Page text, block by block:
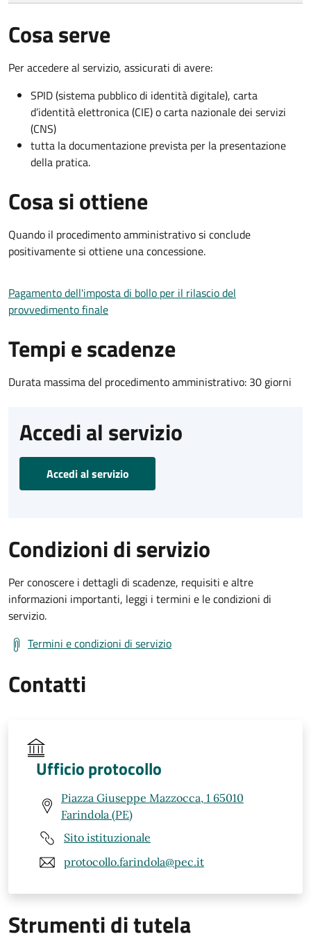
Cosa serve
Per accedere al servizio, assicurati di avere:
SPID (sistema pubblico di identità digitale), carta
d’identità elettronica (CIE) o carta nazionale dei servizi
(CNS)
tutta la documentazione prevista per la presentazione
della pratica.
Cosa si ottiene
Quando il procedimento amministrativo si conclude
positivamente si ottiene una concessione.
Pagamento dell'imposta di bollo per il rilascio del
provvedimento finale
Tempi e scadenze
Durata massima del procedimento amministrativo: 30 giorni
Accedi al servizio
Accedi al servizio
Condizioni di servizio
Per conoscere i dettagli di scadenze, requisiti e altre
informazioni importanti, leggi i termini e le condizioni di
servizio.
Termini e condizioni di servizio
Contatti
Ufficio protocollo
Piazza Giuseppe Mazzocca, 1 65010
Farindola (PE)
Sito istituzionale
protocollo.farindola@pec.it
Strumenti di tutela